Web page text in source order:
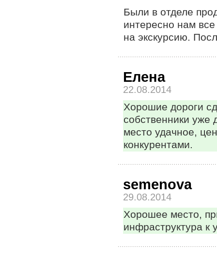
Были в отделе
интересно нам
на экскурсию.
Елена
22.08.2014
Хорошие дороги
собственники уже
место удачное,
конкурентами.
semenova
29.08.2014
Хорошее место,
инфраструктура к